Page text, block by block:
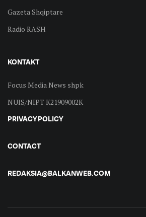
Gazeta Shqiptare
Radio RASH
KONTAKT
Focus Media News shpk
NUIS/NIPT K21909002K
PRIVACY POLICY
CONTACT
REDAKSIA@BALKANWEB.COM